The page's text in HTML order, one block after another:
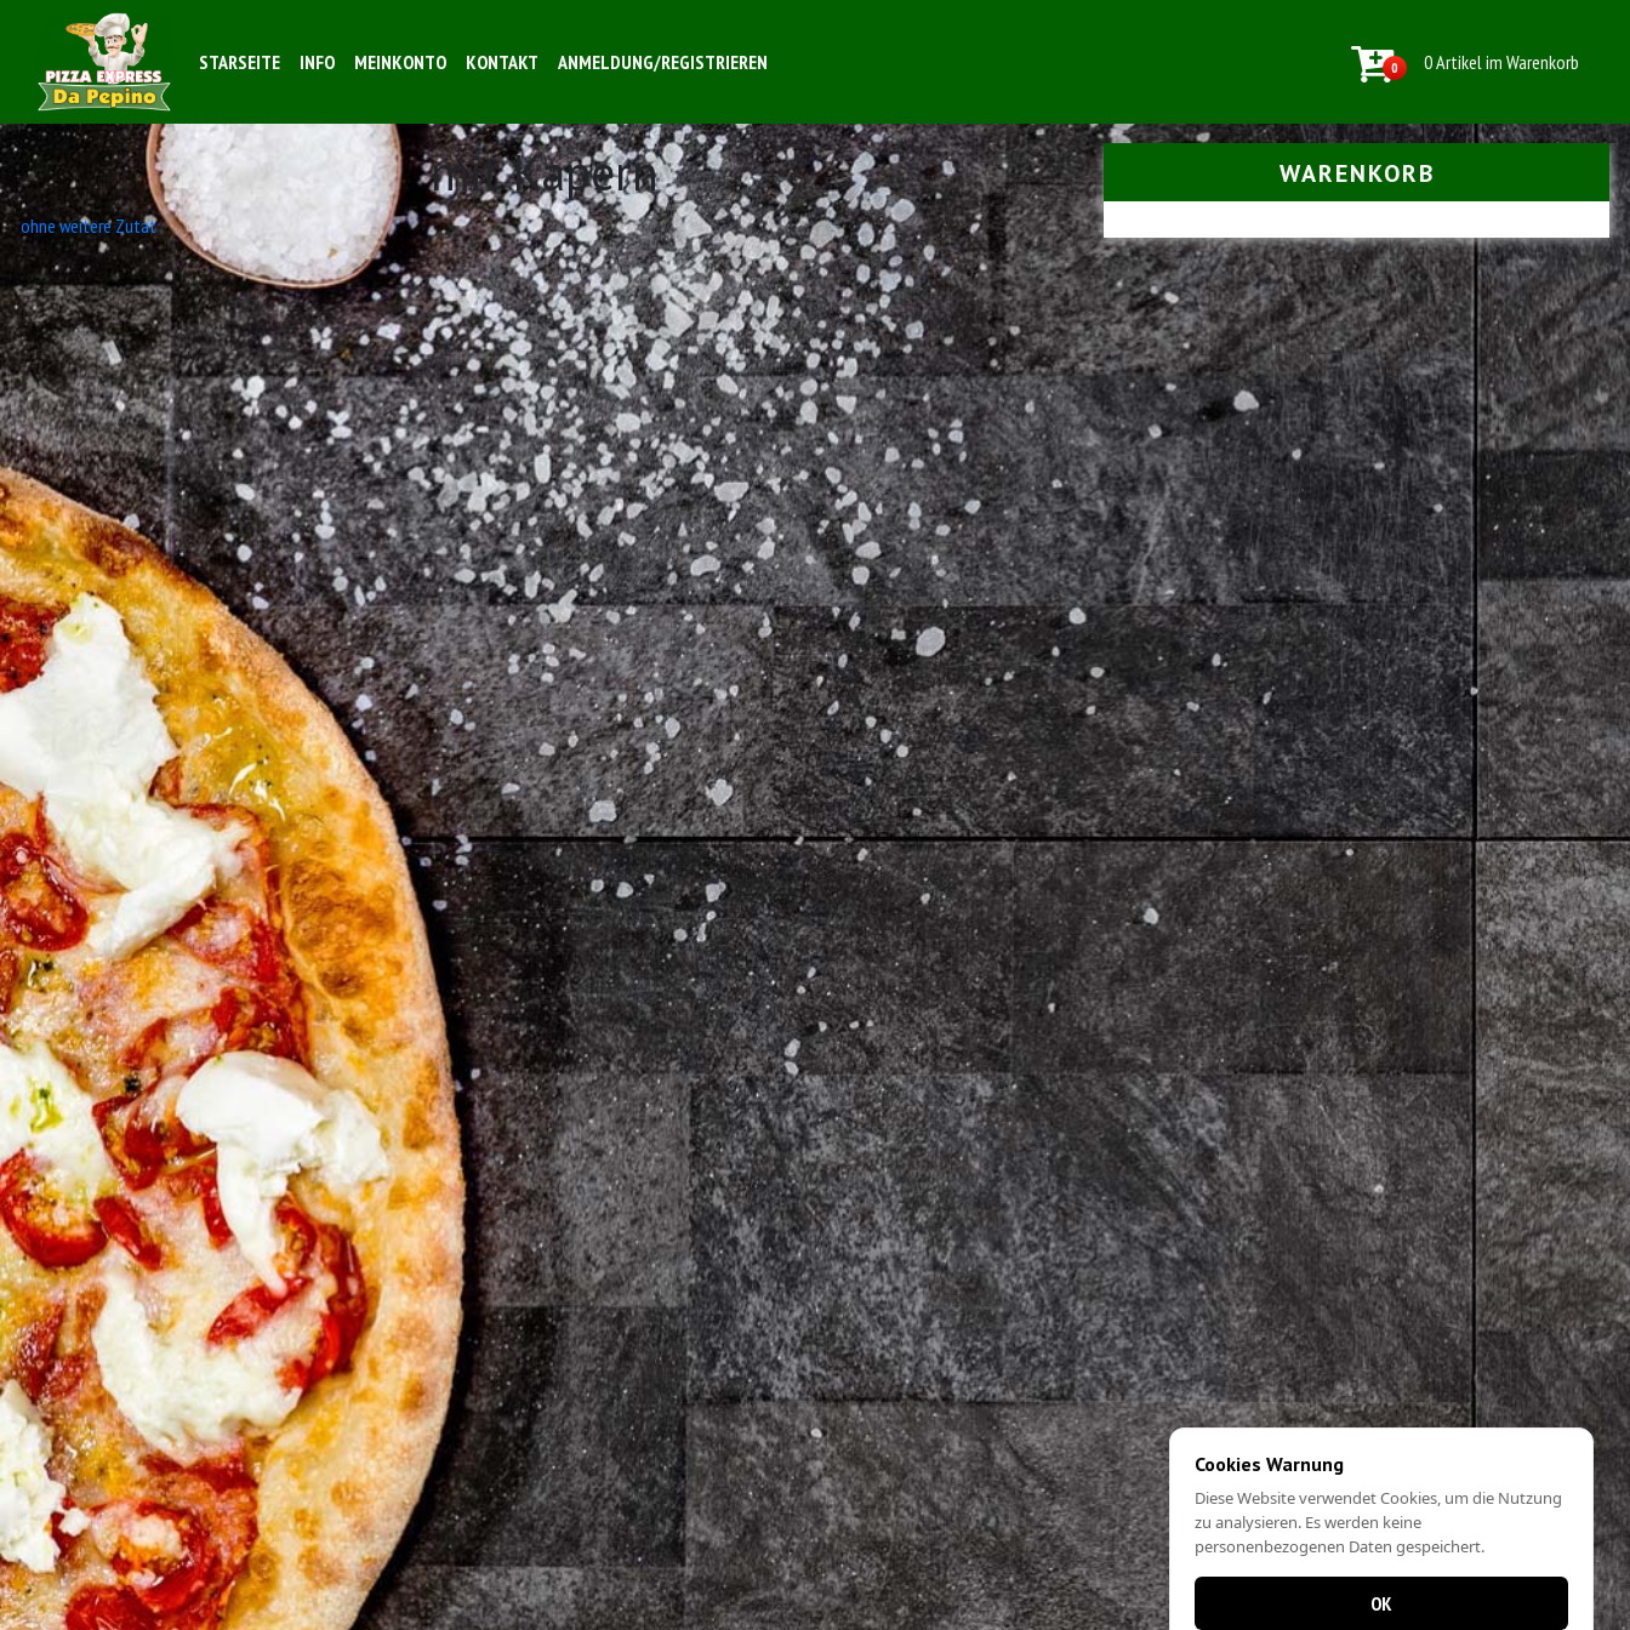
STARSEITE INFO MEINKONTO KONTAKT ANMELDUNG/REGISTRIEREN 0 0 Artikel im Warenkorb
mit Kapern
Beitrags-
Navigation
ohne weitere Zutat
WARENKORB
Cookies Warnung
Diese Website verwendet Cookies, um die Nutzung
zu analysieren. Es werden keine
personenbezogenen Daten gespeichert.
OK